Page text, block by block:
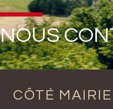
NOUS
CÔTÉ MAIRIE